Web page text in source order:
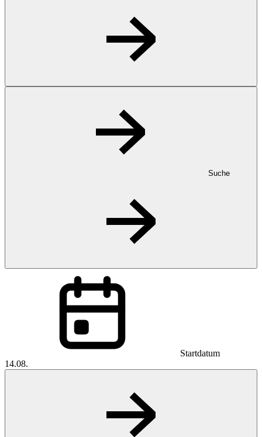
Suche
Startdatum
14.08.